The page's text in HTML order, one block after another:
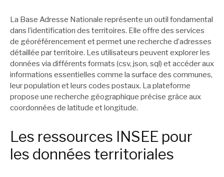
La Base Adresse Nationale représente un outil fondamental
dans l’identification des territoires. Elle offre des services
de géoréférencement et permet une recherche d’adresses
détaillée par territoire. Les utilisateurs peuvent explorer les
données via différents formats (csv, json, sql) et accéder aux
informations essentielles comme la surface des communes,
leur population et leurs codes postaux. La plateforme
propose une recherche géographique précise grâce aux
coordonnées de latitude et longitude.
Les ressources INSEE pour
les données territoriales